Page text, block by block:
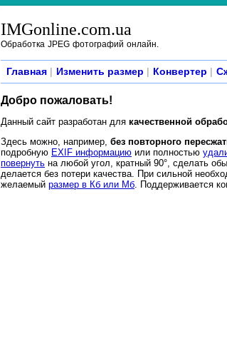
IMGonline.com.ua
Обработка JPEG фотографий онлайн.
Главная | Изменить размер | Конвертер |
Добро пожаловать!
Данный сайт разработан для качественной
Здесь можно, например, без повторного
подробную EXIF информацию или полностью
повернуть на любой угол, кратный 90°, сделать
делается без потери качества. При сильной
желаемый размер в Кб или Мб. Поддерживается